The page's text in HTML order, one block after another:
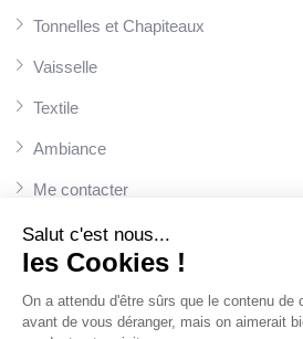
Tonnelles et Chapiteaux
Vaisselle
Textile
Ambiance
Me contacter
Suivez nous